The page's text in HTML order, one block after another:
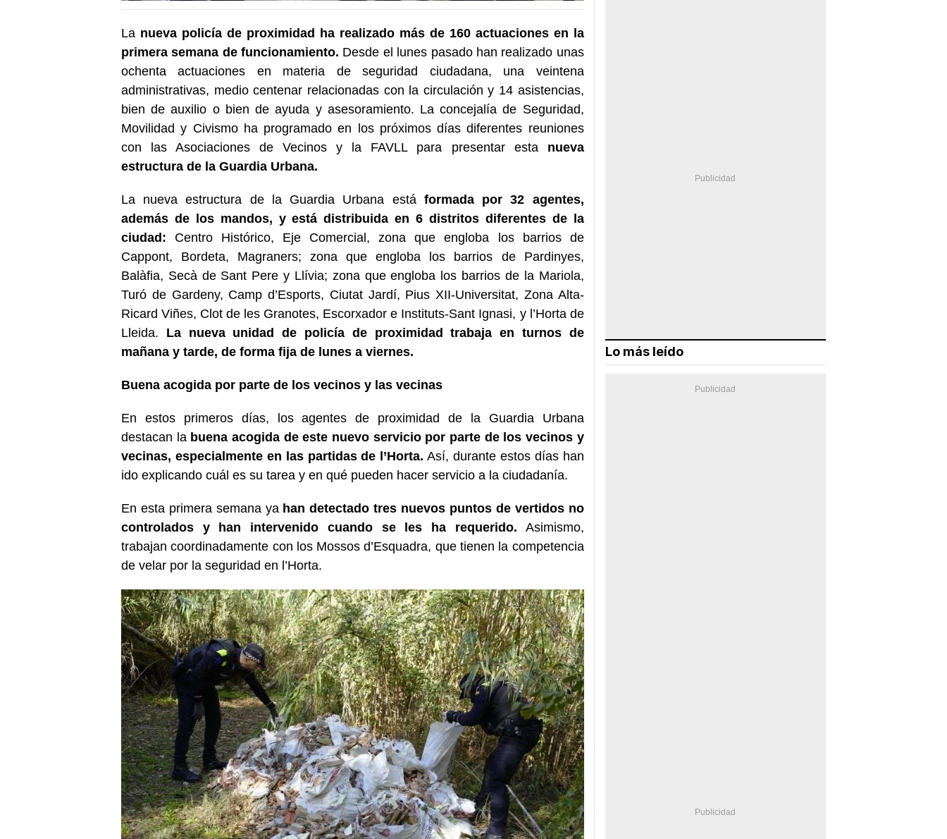
La nueva policía de proximidad ha realizado más de 160 actuaciones en la
primera semana de funcionamiento. Desde el lunes pasado han realizado unas
ochenta actuaciones en materia de seguridad ciudadana, una veintena
administrativas, medio centenar relacionadas con la circulación y 14 asistencias,
bien de auxilio o bien de ayuda y asesoramiento. La concejalía de Seguridad,
Movilidad y Civismo ha programado en los próximos días diferentes reuniones
con las Asociaciones de Vecinos y la FAVLL para presentar esta nueva
estructura de la Guardia Urbana.
La nueva estructura de la Guardia Urbana está formada por 32 agentes,
además de los mandos, y está distribuida en 6 distritos diferentes de la
ciudad: Centro Histórico, Eje Comercial, zona que engloba los barrios de
Cappont, Bordeta, Magraners; zona que engloba los barrios de Pardinyes,
Balàfia, Secà de Sant Pere y Llívia; zona que engloba los barrios de la Mariola,
Turó de Gardeny, Camp d’Esports, Ciutat Jardí, Pius XII-Universitat, Zona Alta-
Ricard Viñes, Clot de les Granotes, Escorxador e Instituts-Sant Ignasi, y l’Horta de
Lleida. La nueva unidad de policía de proximidad trabaja en turnos de
mañana y tarde, de forma fija de lunes a viernes.
Buena acogida por parte de los vecinos y las vecinas
En estos primeros días, los agentes de proximidad de la Guardia Urbana
destacan la buena acogida de este nuevo servicio por parte de los vecinos y
vecinas, especialmente en las partidas de l’Horta. Así, durante estos días han
ido explicando cuál es su tarea y en qué pueden hacer servicio a la ciudadanía.
En esta primera semana ya han detectado tres nuevos puntos de vertidos no
controlados y han intervenido cuando se les ha requerido. Asimismo,
trabajan coordinadamente con los Mossos d’Esquadra, que tienen la competencia
de velar por la seguridad en l’Horta.
Lo más leído